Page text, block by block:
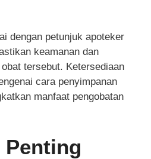
dengan petunjuk apoteker
keamanan dan
tersebut. Ketersediaan
cara penyimpanan
manfaat pengobatan
Penting